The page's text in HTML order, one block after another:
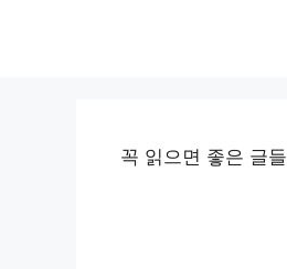
꼭 읽으면 좋은 글들